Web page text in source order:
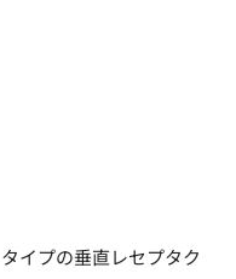
イプの垂直レセプタク